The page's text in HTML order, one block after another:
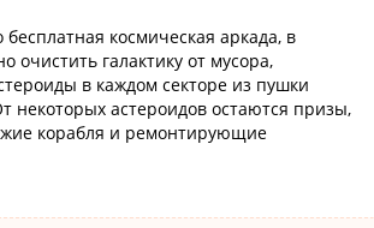
космическая аркада, в
очистить галактику от мусора,
в каждом секторе из пушки
некоторых астероидов остаются призы,
корабля и ремонтирующие